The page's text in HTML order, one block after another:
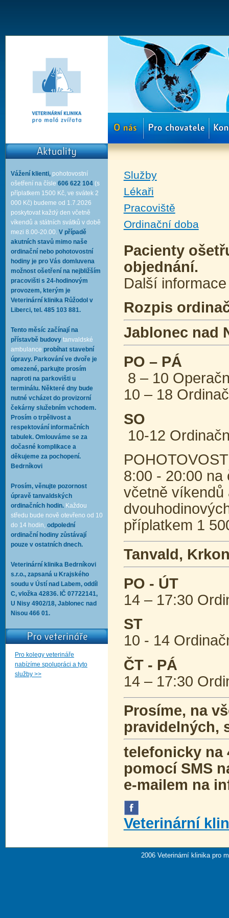
Vážení klienti, pohotovostní
ošetření na čísle 606 622 104 (s
příplatkem 1500 Kč, ve svátek 2
000 Kč) budeme od 1.7.2026
poskytovat každý den včetně
víkendů a státních svátků v době
mezi 8.00-20.00. V případě
akutních stavů mimo naše
ordinační nebo pohotovostní
hodiny je pro Vás domluvena
možnost ošetření na nejbližším
pracovišti s 24-hodinovým
provozem, kterým je
Veterinární klinika Růžodol v
Liberci, tel. 485 103 881.
Tento měsíc začínají na
přístavbě budovy tanvaldské
ambulance probíhat stavební
úpravy. Parkování ve dvoře je
omezené, parkujte prosím
naproti na parkovišti u
terminálu. Některé dny bude
nutné vcházet do provizorní
čekárny služebním vchodem.
Prosím o trpělivost a
respektování informačních
tabulek. Omlouváme se za
dočasné komplikace a
děkujeme za pochopení.
Bedrníkovi
Prosím, věnujte pozornost
úpravě tanvaldských
ordinačních hodin. Každou
středu bude nově otevřeno od 10
do 14 hodin, odpolední
ordinační hodiny zůstávají
pouze v ostatních dnech.
Veterinární klinika Bedrníkovi
s.r.o., zapsaná u Krajského
soudu v Ústí nad Labem, oddíl
C, vložka 42836. IČ 07722141,
U Nisy 4902/18, Jablonec nad
Nisou 466 01.
Pro kolegy veterináře
nabízíme spolupráci a tyto
služby >>
Služby
Lékaři
Pracoviště
Ordinační doba
Pacienty
objednání.
Další
Rozpis
Jablonec nad
PO – PÁ
8 – 10
10 – 18
SO
10-12
8:00 - 20:00
včetně
příplatkem 1
Tanvald,
PO - ÚT
14 – 17:30
ST
10 - 14
ČT - PÁ
14 – 17:30
Prosíme, na
pravidelných,
telefonicky na
pomocí SMS
e-mailem na
Veterinární
2006 Veterinární klinika pro